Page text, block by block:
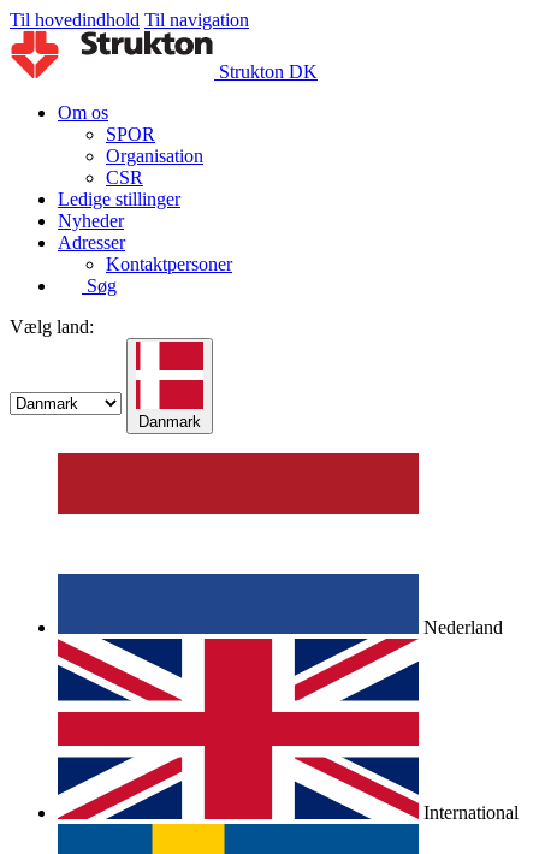
Til hovedindhold Til navigation
Strukton DK
Om os
SPOR
Organisation
CSR
Ledige stillinger
Nyheder
Adresser
Kontaktpersoner
Søg
Vælg land:
Danmark
Nederland
International